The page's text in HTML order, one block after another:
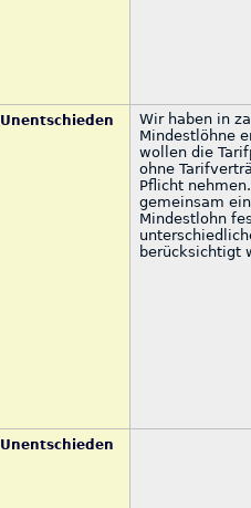
Unentschieden
Wir haben in
Mindestlöhne
wollen die
ohne
Pflicht
gemeinsam
Mindestlohn
berücksichtigt
Unentschieden